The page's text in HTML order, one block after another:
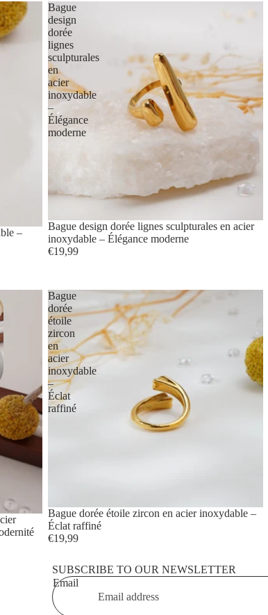
–
Bague
design
dorée
lignes
sculpturales
en
acier
inoxydable
–
Élégance
moderne
Bague design dorée lignes sculpturales en acier
inoxydable – Élégance moderne
€19,99
Bague
dorée
étoile
zircon
en
acier
inoxydable
–
Éclat
raffiné
Bague dorée étoile zircon en acier inoxydable –
Éclat raffiné
€19,99
SUBSCRIBE TO OUR NEWSLETTER
Email
Privacy policy
Contact information
Shipping policy
Terms of service